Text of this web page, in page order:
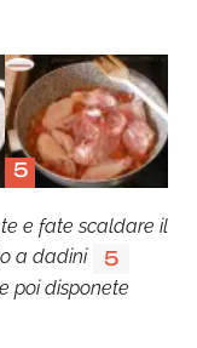
5
e fate scaldare il
a dadini 5
poi disponete